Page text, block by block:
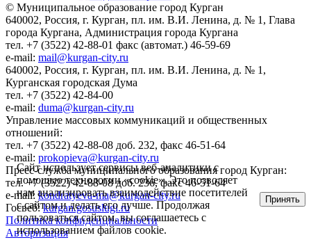
© Муниципальное образование город Курган
640002, Россия, г. Курган, пл. им. В.И. Ленина, д. № 1, Глава
города Кургана, Администрация города Кургана
тел. +7 (3522) 42-88-01 факс (автомат.) 46-59-69
e-mail: mail@kurgan-city.ru
640002, Россия, г. Курган, пл. им. В.И. Ленина, д. № 1,
Курганская городская Дума
тел. +7 (3522) 42-84-00
e-mail: duma@kurgan-city.ru
Управление массовых коммуникаций и общественных
отношений:
тел. +7 (3522) 42-88-08 доб. 232, факс 46-51-64
e-mail: prokopieva@kurgan-city.ru
Пресс-служба муниципального образования город Курган:
тел. +7 (3522) 42-88-08 доб. 236, факс 46-51-64
e-mail:kondratyeva-ma@kurgan-city.ru
Госвеб:kurgan.gosuslugi.ru
Политика конфиденциальности
Авторизация
Сайт использует сервисы веб-аналитики с
помощью технологии «cookie». Это позволяет
нам анализировать взаимодействие посетителей
с сайтом и делать его лучше. Продолжая
пользоваться сайтом, вы соглашаетесь с
использованием файлов cookie.
Принять